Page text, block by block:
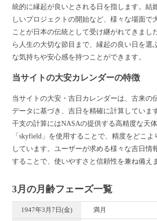
統的に縁起が良いとされる日を指します。結
しいプロジェクトの開始など、様々な場面で
ことが日本の伝統として受け継がれてきまし
ら人生の大切な節目まで、縁起の良い日を選
な気持ちや安心感を持つことができます。
当サイトの大安カレンダーの特徴
当サイトの大安・吉日カレンダーは、古来の
データに基づき、吉日を精確に計算していま
干支の計算にはNASAの提供する高精度な天
「skyfield」を使用することで、精度をどこ
しています。ユーザーが求める様々な吉日情
することで、使いやすさと信頼性を兼ね備え
3月の月齢フェーズ一覧
1947年3月7日(金) 満月